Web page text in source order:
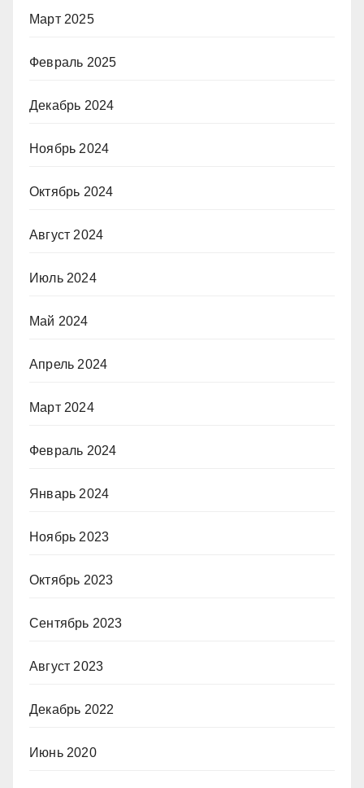
Март 2025
Февраль 2025
Декабрь 2024
Ноябрь 2024
Октябрь 2024
Август 2024
Июль 2024
Май 2024
Апрель 2024
Март 2024
Февраль 2024
Январь 2024
Ноябрь 2023
Октябрь 2023
Сентябрь 2023
Август 2023
Декабрь 2022
Июнь 2020